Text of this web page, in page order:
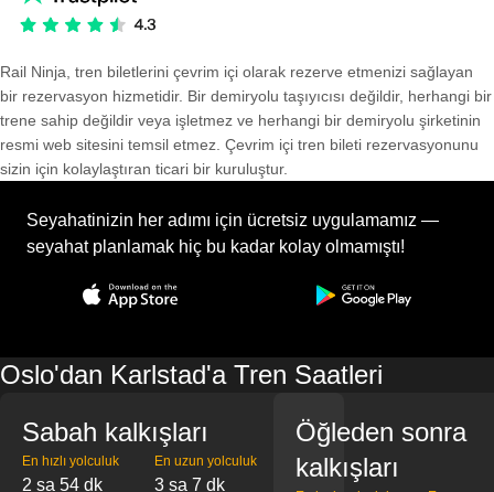
Rail Ninja, tren biletlerini çevrim içi olarak rezerve etmenizi sağlayan
bir rezervasyon hizmetidir. Bir demiryolu taşıyıcısı değildir, herhangi bir
trene sahip değildir veya işletmez ve herhangi bir demiryolu şirketinin
resmi web sitesini temsil etmez. Çevrim içi tren bileti rezervasyonunu
sizin için kolaylaştıran ticari bir kuruluştur.
Seyahatinizin her adımı için ücretsiz uygulamamız —
seyahat planlamak hiç bu kadar kolay olmamıştı!
Oslo'dan Karlstad'a Tren Saatleri
Sabah kalkışları
En hızlı yolculuk
2 sa 54 dk
En uzun yolculuk
3 sa 7 dk
Öğleden sonra
kalkışları